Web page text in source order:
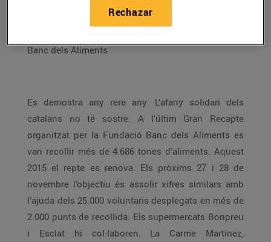
Banc dels Aliments
Es demostra any rere any. L’afany solidari dels
catalans no té sostre. A l’últim Gran Recapte
organitzat per la Fundació Banc dels Aliments es
van recollir més de 4.686 tones d’aliments. Aquest
2015 el repte es renova. Els pròxims 27 i 28 de
novembre l’objectiu és assolir xifres similars amb
l’ajuda dels 25.000 voluntaris desplegats en més de
2.000 punts de recollida. Els supermercats Bonpreu
i Esclat hi col·laboren. La Carme Martínez,
Rechazar